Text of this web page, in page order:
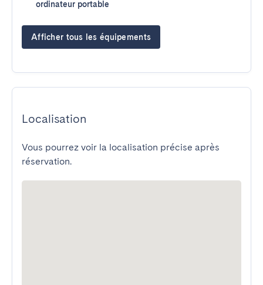
ordinateur portable
Afficher tous les équipements
Localisation
Vous pourrez voir la localisation précise après
réservation.